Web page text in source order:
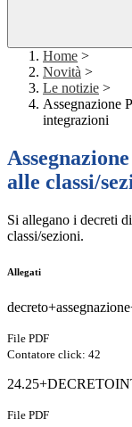
Home >
Novità >
Le notizie >
Assegnazione
integrazioni
alle classi/
Si allegano i decreti
classi/sezioni.
Allegati
File PDF
Contatore click: 42
File PDF